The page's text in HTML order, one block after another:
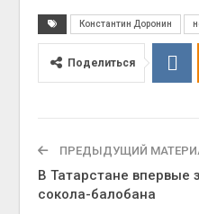
Константин Доронин
Поделиться
ПРЕДЫДУЩИЙ
В Татарстане впервые
сокола-балобана